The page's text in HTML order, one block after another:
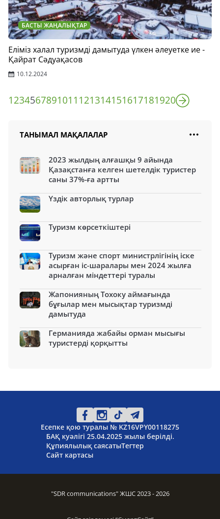
БАСТЫ ЖАҢАЛЫҚТАР
Еліміз халал туризмді дамытуда үлкен әлеуетке ие -
Қайрат Сәдуақасов
10.12.2024
1234567891011 121314151617181920
ТАНЫМАЛ МАҚАЛАЛАР
2023 жылдың алғашқы 9 айында
Қазақстанға келген шетелдік туристер
саны 37%-ға артты
Үздік авторлық турлар
Туризм көрсеткіштері
Туризм және спорт министрлігінің іске
асырған іс-шаралары мен 2024 жылға
арналған міндеттері туралы
Жапонияның Тохоку аймағында
бұғылар мен мысықтар туризмді
дамытуда
Германияда жабайы орман мысығы
туристерді қорқытты
Есепке қою туралы № KZ16VPY00118275
БАҚ куәлігі 25.04.2025 жылы берілді.
Құпиялылық саясатыТегтер
Сайт картасы
"SDR communications" ЖШС 2023 - 2026